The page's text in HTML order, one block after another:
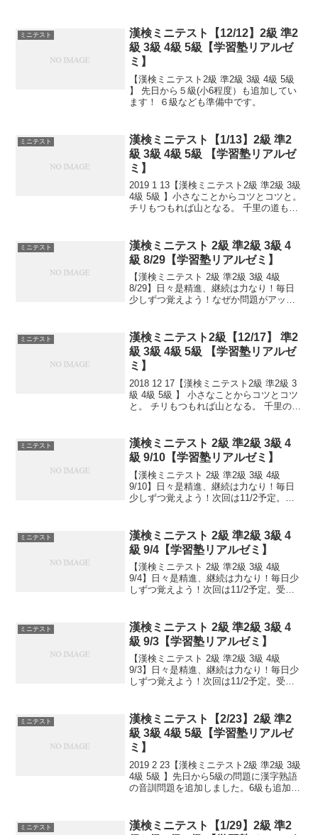
ミニテスト
漢検ミニテスト【12/12】2級 準2
級 3級 4級 5級【学習塾リアルゼ
ミ】
【漢検ミニテスト2級 準2級 3級 4級 5級
】 先日から５級(小6程度）も追加してい
ます！ ６級なども準備中です。
ミニテスト
漢検ミニテスト【1/13】2級 準2
級 3級 4級 5級 【学習塾リアルゼ
ミ】
2019 1 13【漢検ミニテスト2級 準2級 3級
4級 5級 】小さなことからコツとコツと。
チリもつもれば山となる。 千里の道も一
熟語問題などの出来具合が合...
ミニテスト
漢検ミニテスト 2級 準2級 3級 4
級 8/29【学習塾リアルゼミ】
【漢検ミニテスト 2級 準2級 3級 4級
8/29】日々是精進、継続は力なり！毎日
少しずつ覚えよう！なぜか問題がアップ
ミニテスト
漢検ミニテスト2級【12/17】 準2
級 3級 4級 5級 【学習塾リアルゼ
ミ】
2018 12 17【漢検ミニテスト2級 準2級 3
級 4級 5級 】 小さなことからコツとコツ
と。 チリもつもれば山となる。 千里の道
は皆さんだいたいできますが、...
ミニテスト
漢検ミニテスト 2級 準2級 3級 4
級 9/10【学習塾リアルゼミ】
【漢検ミニテスト 2級 準2級 3級 4級
9/10】日々是精進、継続は力なり！毎日
少しずつ覚えよう！次回は11/2予定。受
ミニテスト
漢検ミニテスト 2級 準2級 3級 4
級 9/4【学習塾リアルゼミ】
【漢検ミニテスト 2級 準2級 3級 4級
9/4】日々是精進、継続は力なり！毎日少
しずつ覚えよう！次回は11/2予定。受け
ミニテスト
漢検ミニテスト 2級 準2級 3級 4
級 9/3【学習塾リアルゼミ】
【漢検ミニテスト 2級 準2級 3級 4級
9/3】日々是精進、継続は力なり！毎日少
しずつ覚えよう！次回は11/2予定。受け
ミニテスト
漢検ミニテスト【2/23】2級 準2
級 3級 4級 5級【学習塾リアルゼ
ミ】
2019 2 23【漢検ミニテスト2級 準2級 3級
4級 5級 】先日から5級の問題に漢字熟語
の音訓問題を追加しました。6級も追加し
歩から。 日々是精進、継続は力...
ミニテスト
漢検ミニテスト【1/29】2級 準2